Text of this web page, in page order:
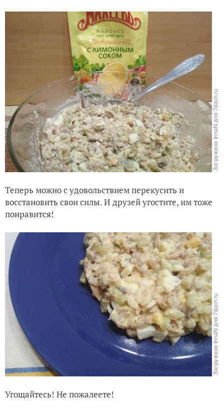
Теперь можно с удовольствием перекусить и
восстановить свои силы. И друзей угостите, им тоже
понравится!
Угощайтесь! Не пожалеете!